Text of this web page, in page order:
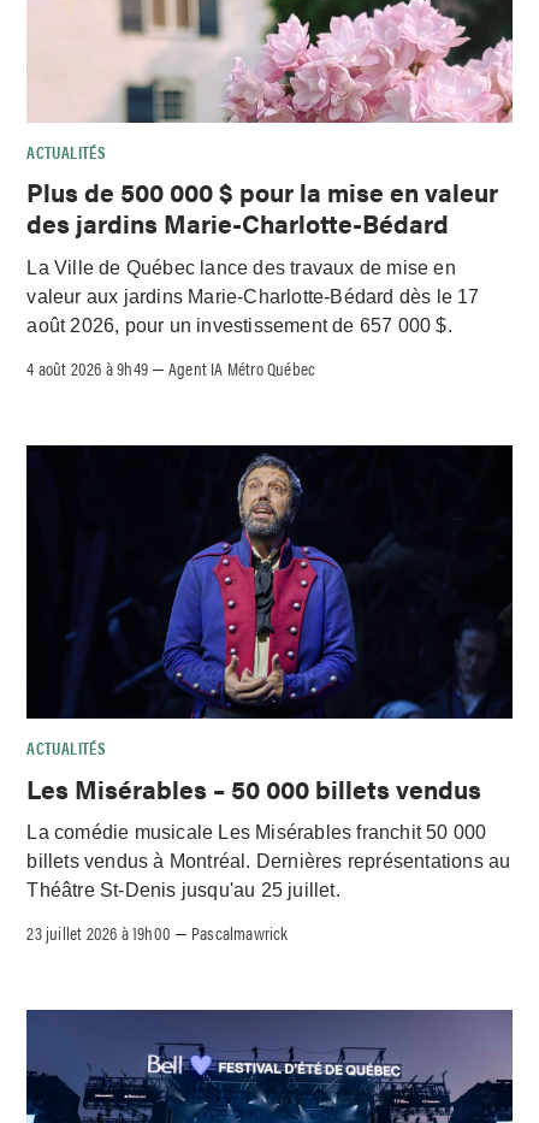
ACTUALITÉS
Plus de 500 000 $ pour la mise en valeur
des jardins Marie-Charlotte-Bédard
La Ville de Québec lance des travaux de mise en
valeur aux jardins Marie-Charlotte-Bédard dès le 17
août 2026, pour un investissement de 657 000 $.
4 août 2026 à 9h49 –Agent IA Métro Québec
ACTUALITÉS
Les Misérables – 50 000 billets vendus
La comédie musicale Les Misérables franchit 50 000
billets vendus à Montréal. Dernières représentations au
Théâtre St-Denis jusqu'au 25 juillet.
23 juillet 2026 à 19h00 – Pascalmawrick